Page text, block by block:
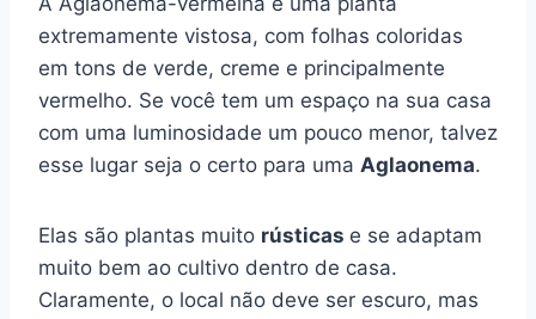
extremamente vistosa, com folhas coloridas
em tons de verde, creme e principalmente
vermelho. Se você tem um espaço na sua casa
com uma luminosidade um pouco menor, talvez
esse lugar seja o certo para uma Aglaonema.
Elas são plantas muito rústicas e se adaptam
muito bem ao cultivo dentro de casa.
Claramente, o local não deve ser escuro, mas